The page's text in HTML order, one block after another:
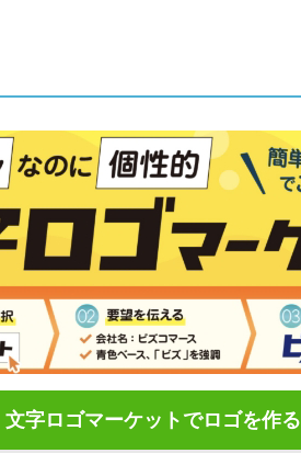
文字ロゴマーケットでロゴを作る